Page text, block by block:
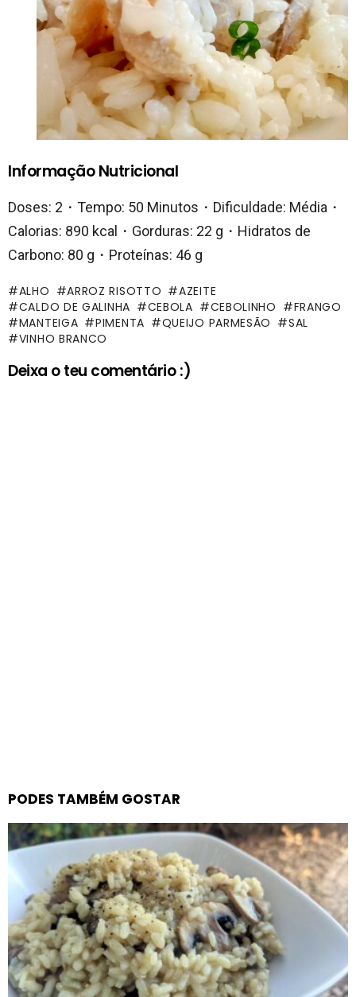
Informação Nutricional
Doses: 2・Tempo: 50 Minutos・Dificuldade: Média・
Calorias: 890 kcal・Gorduras: 22 g・Hidratos de
Carbono: 80 g・Proteínas: 46 g
ALHO ARROZ RISOTTO
AZEITE
CALDO DE GALINHA
CEBOLA CEBOLINHO
FRANGO
MANTEIGA
PIMENTA QUEIJO PARMESÃO
SAL
VINHO BRANCO
Deixa o teu comentário :)
PODES TAMBÉM GOSTAR